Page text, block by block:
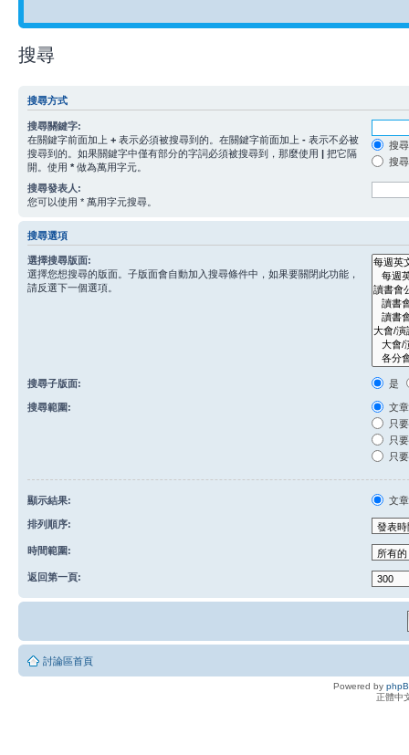
搜尋
搜尋方式
搜尋關鍵字:
在關鍵字前面加上 + 表示必須被搜尋到的。在關鍵字前面加上 - 表示不必被
搜尋到的。如果關鍵字中僅有部分的字詞必須被搜尋到，那麼使用 | 把它隔
開。使用 * 做為萬用字元。
搜
搜
搜尋發表人:
您可以使用 * 萬用字元搜尋。
搜尋選項
選擇搜尋版面:
選擇您想搜尋的版面。子版面會自動加入搜尋條件中，如果要關閉此功能，
請反選下一個選項。
搜尋子版面: 是
搜尋範圍:
文
只
只
只
顯示結果: 文章
排列順序:
時間範圍:
返回第一頁:
討論區首頁
Powered by
正體中